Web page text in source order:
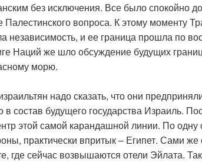
без исключения. Все было спокойно
Палестинского вопроса. К этому моменту
независимость, и ее граница прошла по
Наций же шло обсуждение будущих
морю.
надо сказать, что они
состав будущего государства Израиль.
этой самой карандашной линии. По
практически впритык – Египет. Сами
где сейчас возвышаются отели Эйлата.